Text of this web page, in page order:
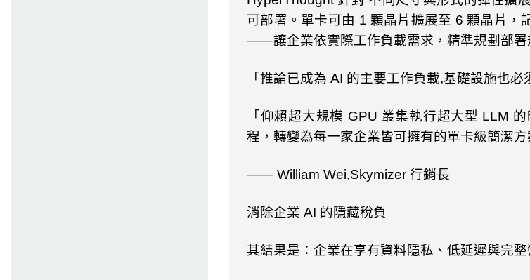
可部署。單卡可由 1 顆晶片擴展至 6 顆晶片，
——讓企業依實際工作負載需求，精準規劃部署
「推論已成為 AI 的主要工作負載,基礎設施也必
「仰賴超大規模 GPU 叢集執行超大型 LLM 的
程，轉變為每一家企業皆可擁有的單卡級簡潔方
—— William Wei,Skymizer 行銷長
消除企業 AI 的隱藏稅負
其結果是：企業在享有資料隱私、低延遲與完